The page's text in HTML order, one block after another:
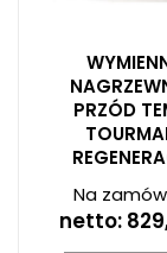
PRZÓD
Na
netto: